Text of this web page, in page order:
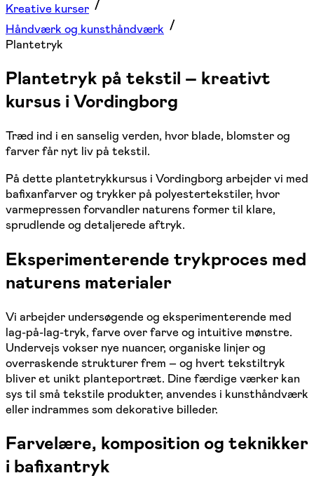
Kreative kurser
Håndværk og kunsthåndværk
Plantetryk
Plantetryk på tekstil – kreativt
kursus i Vordingborg
Træd ind i en sanselig verden, hvor blade, blomster og
farver får nyt liv på tekstil.
På dette plantetrykkursus i Vordingborg arbejder vi med
bafixanfarver og trykker på polyestertekstiler, hvor
varmepressen forvandler naturens former til klare,
sprudlende og detaljerede aftryk.
Eksperimenterende trykproces med
naturens materialer
Vi arbejder undersøgende og eksperimenterende med
lag-på-lag-tryk, farve over farve og intuitive mønstre.
Undervejs vokser nye nuancer, organiske linjer og
overraskende strukturer frem – og hvert tekstiltryk
bliver et unikt planteportræt. Dine færdige værker kan
sys til små tekstile produkter, anvendes i kunsthåndværk
eller indrammes som dekorative billeder.
Farvelære, komposition og teknikker
i bafixantryk